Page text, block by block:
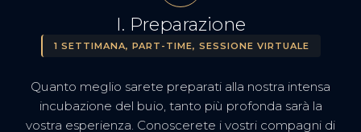
I. Preparazione
1 SETTIMANA, PART-TIME, SESSIONE VIRTUALE
Quanto meglio sarete preparati alla nostra intensa
incubazione del buio, tanto più profonda sarà la
vostra esperienza. Conoscerete i vostri compagni di